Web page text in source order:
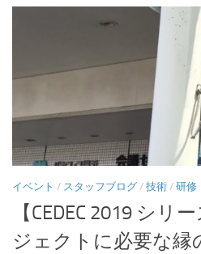
イベント / スタッフブログ / 技術 / 研修
【CEDEC 2019 シリ
ジェクトに必要な縁